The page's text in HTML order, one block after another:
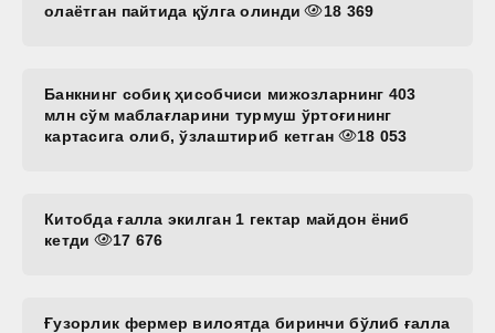
олаётган пайтида қўлга олинди
18 369
Банкнинг собиқ ҳисобчиси мижозларнинг 403
млн сўм маблағларини турмуш ўртоғининг
картасига олиб, ўзлаштириб кетган
18 053
Китобда ғалла экилган 1 гектар майдон ёниб
кетди
17 676
Ғузорлик фермер вилоятда биринчи бўлиб ғалла